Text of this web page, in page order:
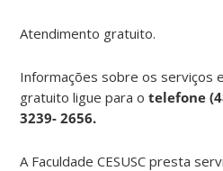
Atendimento gratuito.
Informações sobre os serviços
gratuito ligue para otelefone
3239- 2656.
A Faculdade CESUSC presta